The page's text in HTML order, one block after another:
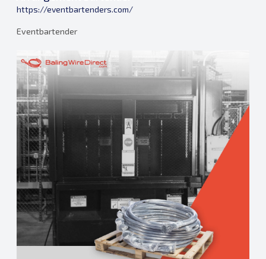
https://eventbartenders.com/
Eventbartender